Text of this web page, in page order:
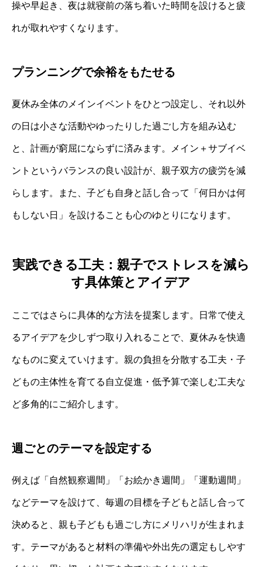
操や早起き、夜は就寝前の落ち着いた時間を設けると疲
れが取れやすくなります。
プランニングで余裕をもたせる
夏休み全体のメインイベントをひとつ設定し、それ以外
の日は小さな活動やゆったりした過ごし方を組み込む
と、計画が窮屈にならずに済みます。メイン＋サブイベ
ントというバランスの良い設計が、親子双方の疲労を減
らします。また、子ども自身と話し合って「何日かは何
もしない日」を設けることも心のゆとりになります。
実践できる工夫：親子でストレスを減ら
す具体策とアイデア
ここではさらに具体的な方法を提案します。日常で使え
るアイデアを少しずつ取り入れることで、夏休みを快適
なものに変えていけます。親の負担を分散する工夫・子
どもの主体性を育てる自立促進・低予算で楽しむ工夫な
ど多角的にご紹介します。
週ごとのテーマを設定する
例えば「自然観察週間」「お絵かき週間」「運動週間」
などテーマを設けて、毎週の目標を子どもと話し合って
決めると、親も子どもも過ごし方にメリハリが生まれま
す。テーマがあると材料の準備や外出先の選定もしやす